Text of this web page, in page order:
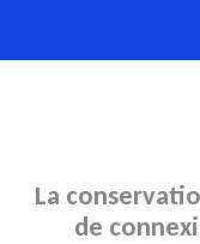
au
La
de